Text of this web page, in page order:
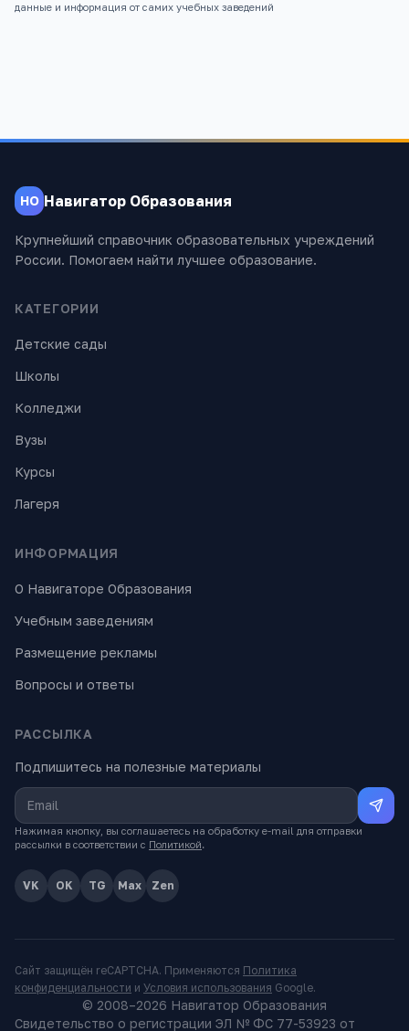
данные и информация от самих учебных заведений
НО Навигатор Образования
Крупнейший справочник образовательных учреждений
России. Помогаем найти лучшее образование.
КАТЕГОРИИ
Детские сады
Школы
Колледжи
Вузы
Курсы
Лагеря
ИНФОРМАЦИЯ
О Навигаторе Образования
Учебным заведениям
Размещение рекламы
Вопросы и ответы
РАССЫЛКА
Подпишитесь на полезные материалы
Нажимая кнопку, вы соглашаетесь на обработку e-mail для отправки
рассылки в соответствии с Политикой.
VK OK TG Max Zen
Сайт защищён reCAPTCHA. Применяются Политика
конфиденциальности и Условия использования Google.
© 2008–2026 Навигатор Образования
Свидетельство о регистрации ЭЛ № ФС 77-53923 от